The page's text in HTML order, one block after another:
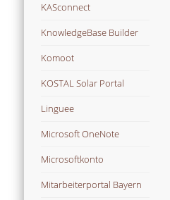
KASconnect
KnowledgeBase Builder
Komoot
KOSTAL Solar Portal
Linguee
Microsoft OneNote
Microsoftkonto
Mitarbeiterportal Bayern